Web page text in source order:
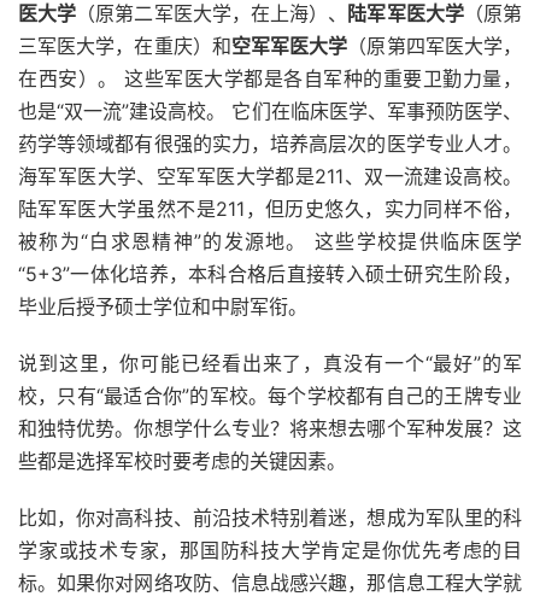
医大学 （原第二军医大学，在上海）、 陆军军医大学（原第
三军医大学，在重庆）和空军军医大学 （原第四军医大学，
在西安）。 这些军医大学都是各自军种的重要卫勤力量，
也是“双一流”建设高校。 它们在临床医学、军事预防医学、
药学等领域都有很强的实力，培养高层次的医学专业人才。
海军军医大学、空军军医大学都是211、双一流建设高校。
陆军军医大学虽然不是211，但历史悠久，实力同样不俗，
被称为“白求恩精神”的发源地。 这些学校提供临床医学
“5+3”一体化培养，本科合格后直接转入硕士研究生阶段，
毕业后授予硕士学位和中尉军衔。
说到这里，你可能已经看出来了，真没有一个“最好”的军
校，只有“最适合你”的军校。每个学校都有自己的王牌专业
和独特优势。你想学什么专业？将来想去哪个军种发展？这
些都是选择军校时要考虑的关键因素。
比如，你对高科技、前沿技术特别着迷，想成为军队里的科
学家或技术专家，那国防科技大学肯定是你优先考虑的目
标。如果你对网络攻防、信息战感兴趣，那信息工程大学就